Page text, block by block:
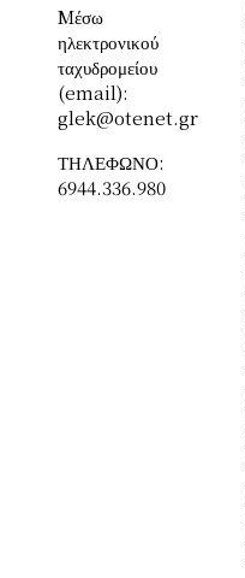
Mέσω
ηλεκτρονικού
ταχυδρομείου
(email):
glek@otenet.gr
ΤΗΛΕΦΩΝΟ:
6944.336.980